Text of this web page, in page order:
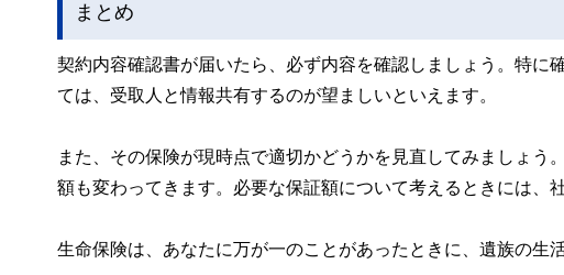
まとめ
契約内容確認書が届いたら、必ず内容を確認しましょう。特に
ては、受取人と情報共有するのが望ましいといえます。
また、その保険が現時点で適切かどうかを見直してみましょ
額も変わってきます。必要な保証額について考えるときには、
生命保険は、あなたに万が一のことがあったときに、遺族の生